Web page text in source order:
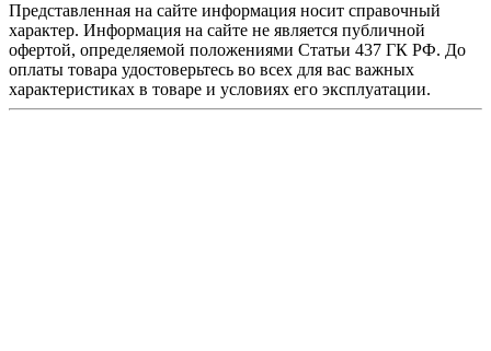
Представленная на сайте информация носит справочный
характер. Информация на сайте не является публичной
офертой, определяемой положениями Статьи 437 ГК РФ. До
оплаты товара удостоверьтесь во всех для вас важных
характеристиках в товаре и условиях его эксплуатации.